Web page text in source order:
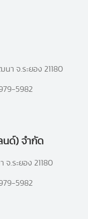
จ.ระยอง 21180
5982
นด์) จำกัด
.ระยอง 21180
5982